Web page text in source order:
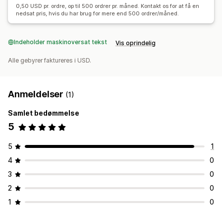
0,50 USD pr. ordre, op til 500 ordrer pr. måned. Kontakt os for at få en
nedsat pris, hvis du har brug for mere end 500 ordrer/måned.
Indeholder maskinoversat tekst Vis oprindelig
Alle gebyrer faktureres i USD.
Anmeldelser (1)
Samlet bedømmelse
5
5
1
4
0
3
0
2
0
1
0